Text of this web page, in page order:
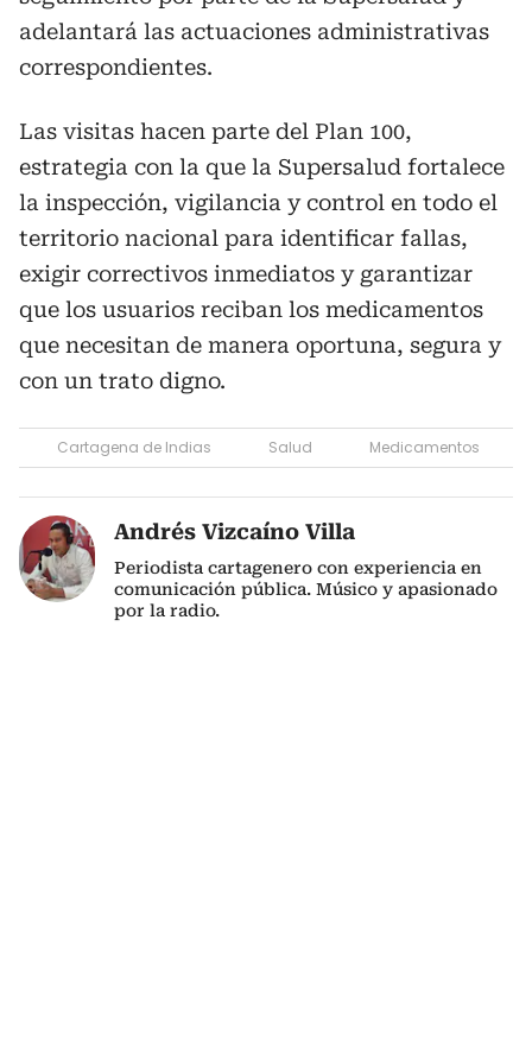
adelantará las actuaciones administrativas
correspondientes.
Las visitas hacen parte del Plan 100,
estrategia con la que la Supersalud fortalece
la inspección, vigilancia y control en todo el
territorio nacional para identificar fallas,
exigir correctivos inmediatos y garantizar
que los usuarios reciban los medicamentos
que necesitan de manera oportuna, segura y
con un trato digno.
Cartagena de Indias Salud Medicamentos
Andrés Vizcaíno Villa
Periodista cartagenero con experiencia en
comunicación pública. Músico y apasionado
por la radio.